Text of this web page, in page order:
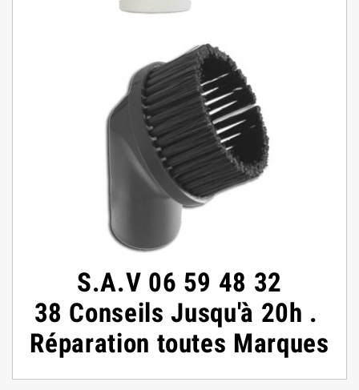
S.A.V 06 59 48 32
38 ConseilsJusqu'à 20h .
Réparation toutes Marques